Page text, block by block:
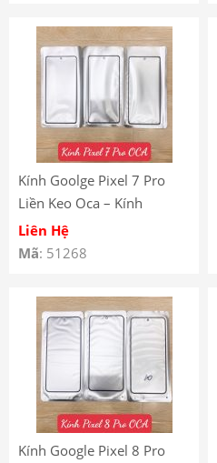
Kính Goolge Pixel 7 Pro
Liền Keo Oca – Kính
Google Pixel 7 Pro Có Keo
Oca
Liên Hệ
Mã: 51268
Kính Google Pixel 8 Pro